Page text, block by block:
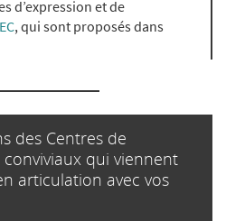
d’expression et de
, qui sont proposés dans
des Centres de
conviviaux qui viennent
articulation avec vos